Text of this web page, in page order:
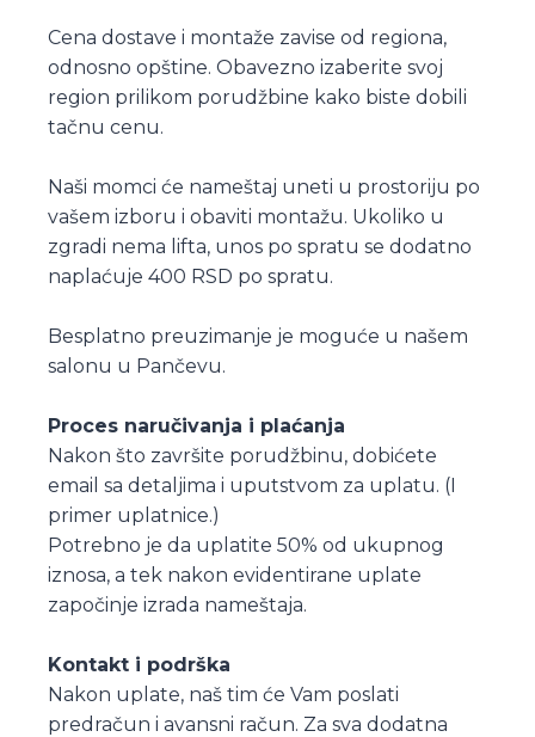
Cena dostave i montaže zavise od regiona,
odnosno opštine. Obavezno izaberite svoj
region prilikom porudžbine kako biste dobili
tačnu cenu.
Naši momci će nameštaj uneti u prostoriju po
vašem izboru i obaviti montažu. Ukoliko u
zgradi nema lifta, unos po spratu se dodatno
naplaćuje 400 RSD po spratu.
Besplatno preuzimanje je moguće u našem
salonu u Pančevu.
Proces naručivanja i plaćanja
Nakon što završite porudžbinu, dobićete
email sa detaljima i uputstvom za uplatu. (I
primer uplatnice.)
Potrebno je da uplatite 50% od ukupnog
iznosa, a tek nakon evidentirane uplate
započinje izrada nameštaja.
Kontakt i podrška
Nakon uplate, naš tim će Vam poslati
predračun i avansni račun. Za sva dodatna